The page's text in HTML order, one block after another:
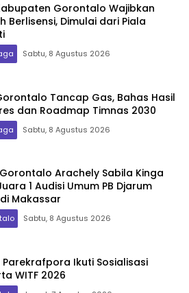
Gorontalo Wajibkan
Berlisensi, Dimulai dari Piala
Sabtu, 8 Agustus 2026
Tancap Gas, Bahas Hasil
dan Roadmap Timnas 2030
Sabtu, 8 Agustus 2026
Arachely Sabila Kinga
1 Audisi Umum PB Djarum
Makassar
Sabtu, 8 Agustus 2026
Parekrafpora Ikuti Sosialisasi
WITF 2026